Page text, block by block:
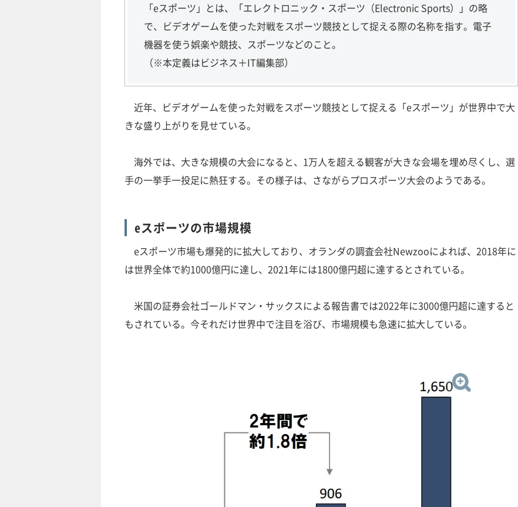
「eスポーツ」とは、「エレクトロニック・スポーツ（Electronic Sports）」の略
で、ビデオゲームを使った対戦をスポーツ競技として捉える際の名称を指す。電子
機器を使う娯楽や競技、スポーツなどのこと。
（※本定義はビジネス＋IT編集部）
近年、ビデオゲームを使った対戦をスポーツ競技として捉える「eスポーツ」が世界中で大
きな盛り上がりを見せている。
海外では、大きな規模の大会になると、1万人を超える観客が大きな会場を埋め尽くし、選
手の一挙手一投足に熱狂する。その様子は、さながらプロスポーツ大会のようである。
eスポーツの市場規模
eスポーツ市場も爆発的に拡大しており、オランダの調査会社Newzooによれば、2018年に
は世界全体で約1000億円に達し、2021年には1800億円超に達するとされている。
米国の証券会社ゴールドマン・サックスによる報告書では2022年に3000億円超に達すると
もされている。今それだけ世界中で注目を浴び、市場規模も急速に拡大している。